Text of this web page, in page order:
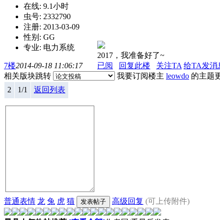
在线: 9.1小时
虫号: 2332790
注册: 2013-03-09
性别: GG
专业: 电力系统
2017，我准备好了~
7楼2014-09-18 11:06:17 已阅 回复此楼 关注TA 给TA发消
相关版块跳转
我要订阅楼主 leowdo 的主题
2
1/1 返回列表
普通表情 龙 兔 虎 猫 高级回复 (可上传附件)